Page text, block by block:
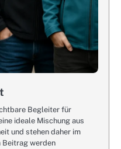
Begleiter für
ideale Mischung aus
und stehen daher im
Beitrag werden